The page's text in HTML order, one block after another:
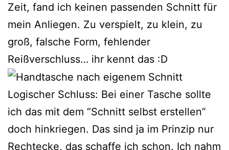
Zeit, fand ich keinen passenden Schnitt für
mein Anliegen. Zu verspielt, zu klein, zu
groß, falsche Form, fehlender
Reißverschluss… ihr kennt das :D
Logischer Schluss: Bei einer Tasche sollte
ich das mit dem “Schnitt selbst erstellen”
doch hinkriegen. Das sind ja im Prinzip nur
Rechtecke, das schaffe ich schon. Ich nahm